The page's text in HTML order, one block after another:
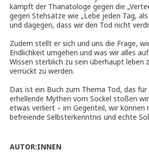
kämpft der Thanatologe gegen die
gegen Stehsätze wie „Lebe jeden Tag,
und dagegen, dass wir den Tod nicht
Zudem stellt er sich und uns die Frage,
Endlichkeit umgehen und was wir alles
Wissen sterblich zu sein überhaupt leben
verrückt zu werden.
Das ist ein Buch zum Thema Tod, das für
erhellende Mythen vom Sockel stoßen
etwas verliert – im Gegenteil, wir können
befreiende Selbsterkenntnis und echte
AUTOR:INNEN